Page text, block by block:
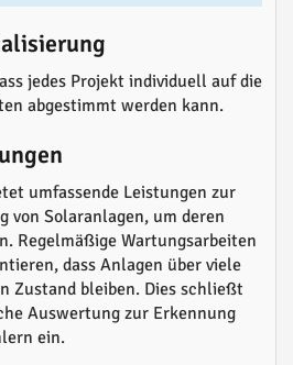
jedes Projekt individuell auf die
abgestimmt werden kann.
umfassende Leistungen zur
von Solaranlagen, um deren
Regelmäßige Wartungsarbeiten
dass Anlagen über viele
Zustand bleiben. Dies schließt
Auswertung zur Erkennung
ein.